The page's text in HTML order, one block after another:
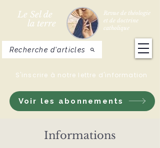
Le Sel de
la terre
Revue de théologie
et de doctrine
catholique
Voir les abonnements
S'inscrire à notre lettre d'information
Recherche d'articles
Informations